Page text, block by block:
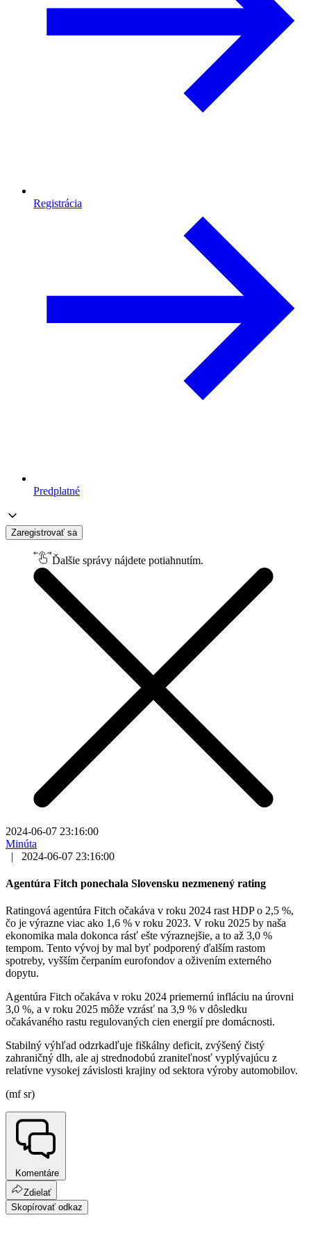
Registrácia
Predplatné
Zaregistrovať sa
Ďalšie správy nájdete potiahnutím.
2024-06-07 23:16:00
Minúta
|
2024-06-07 23:16:00
Agentúra Fitch ponechala Slovensku nezmenený rating
Ratingová agentúra Fitch očakáva v roku 2024 rast HDP o 2,5 %,
čo je výrazne viac ako 1,6 % v roku 2023. V roku 2025 by naša
ekonomika mala dokonca rásť ešte výraznejšie, a to až 3,0 %
tempom. Tento vývoj by mal byť podporený ďalším rastom
spotreby, vyšším čerpaním eurofondov a oživením externého
dopytu.
Agentúra Fitch očakáva v roku 2024 priemernú infláciu na úrovni
3,0 %, a v roku 2025 môže vzrásť na 3,9 % v dôsledku
očakávaného rastu regulovaných cien energií pre domácnosti.
Stabilný výhľad odzrkadľuje fiškálny deficit, zvýšený čistý
zahraničný dlh, ale aj strednodobú zraniteľnosť vyplývajúcu z
relatívne vysokej závislosti krajiny od sektora výroby automobilov.
(mf sr)
Komentáre
Zdielať
Skopírovať odkaz